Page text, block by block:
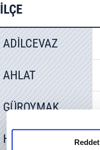
Reddet
İLÇE
ADİLCEVAZ
AHLAT
GÜROYMAK
HİZAN